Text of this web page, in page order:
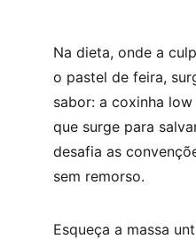
Na dieta, onde a
o pastel de feira,
sabor: a coxinha
que surge para
desafia as
sem remorso.
Esqueça a massa